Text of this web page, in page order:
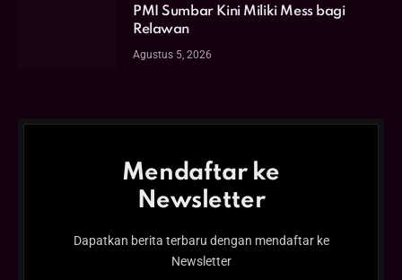
PMI Sumbar Kini Miliki Mess bagi
Relawan
Agustus 5, 2026
Mendaftar ke
Newsletter
Dapatkan berita terbaru dengan mendaftar ke
Newsletter